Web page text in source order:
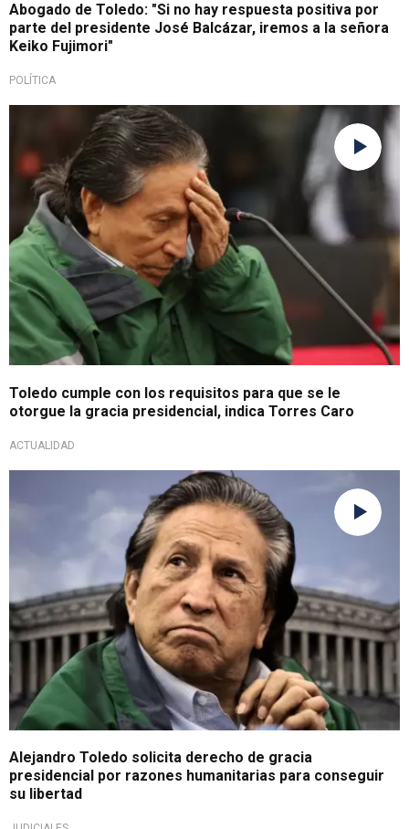
Abogado de Toledo: "Si no hay respuesta positiva por
parte del presidente José Balcázar, iremos a la señora
Keiko Fujimori"
POLÍTICA
Cumple condena en 2024
Toledo cumple con los requisitos para que se le
otorgue la gracia presidencial, indica Torres Caro
ACTUALIDAD
Pide aplicación de Ley N.º 32181
Alejandro Toledo solicita derecho de gracia
presidencial por razones humanitarias para conseguir
su libertad